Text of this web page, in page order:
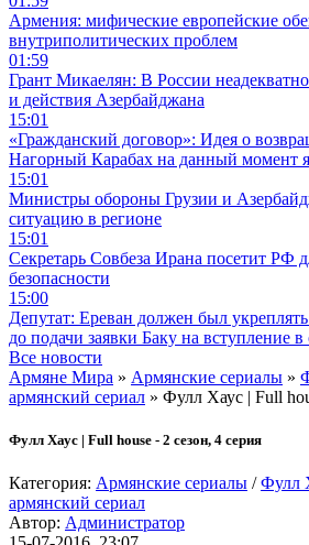
Армения: мифические европейские
внутриполитических проблем
01:59
Грант Микаелян: В России
и действия Азербайджана
15:01
«Гражданский договор»: Идея о
Нагорный Карабах на данный момент
15:01
Министры обороны Грузии и
ситуацию в регионе
15:01
Секретарь Совбеза Ирана посетит РФ
безопасности
15:00
Депутат: Ереван должен был
до подачи заявки Баку на вступление
Все новости
Армяне Мира » Армянские сериалы »
армянский сериал » Фулл Хаус | Full
Фулл Хаус | Full house - 2 сезон, 4 серия
Категория: Армянские сериалы /Фулл
армянский сериал
Автор: Администратор